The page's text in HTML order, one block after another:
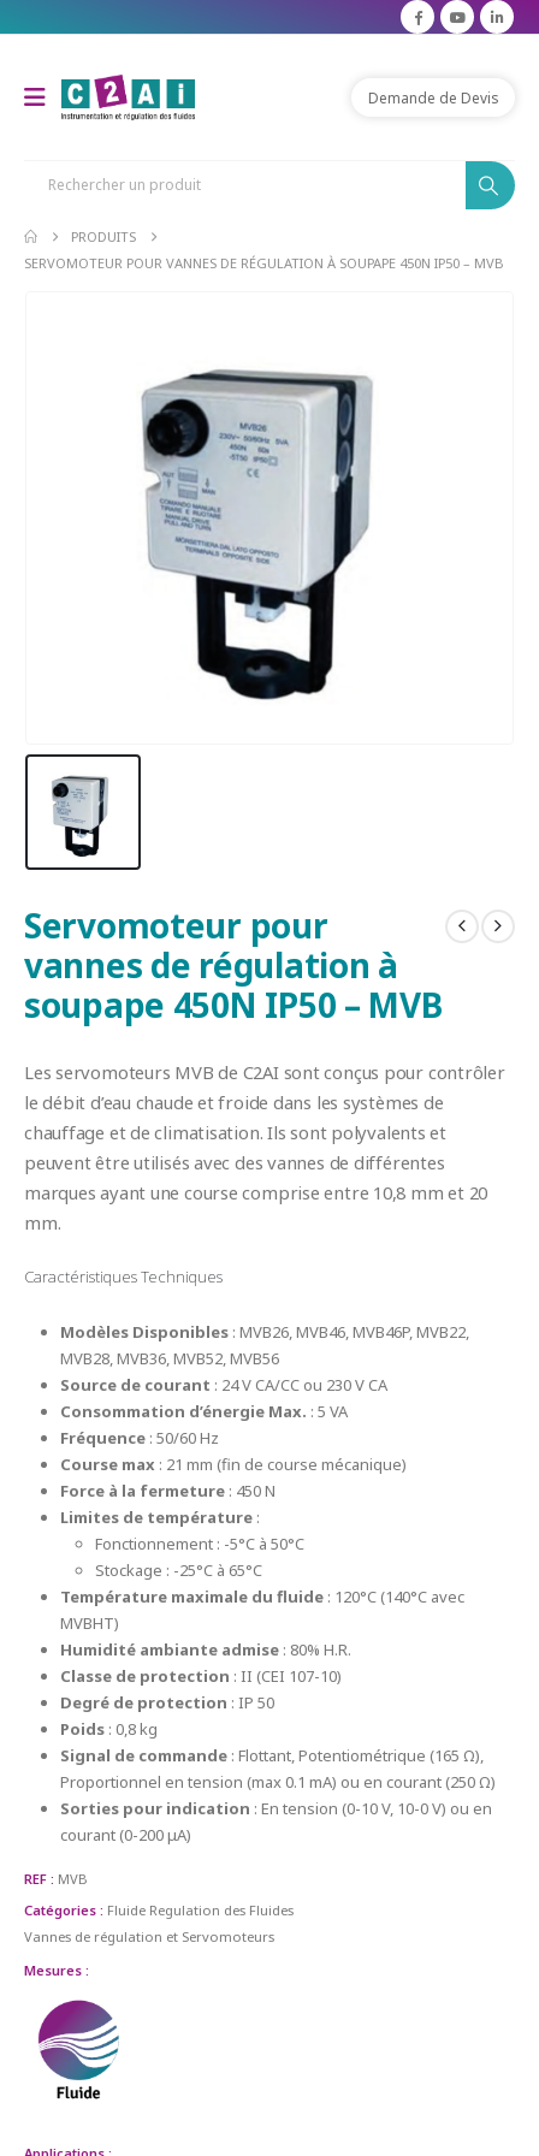
Demande de Devis
PRODUITS
SERVOMOTEUR POUR VANNES DE RÉGULATION À SOUPAPE 450N IP50 – MVB
Servomoteur pour
vannes de régulation à
soupape 450N IP50 – MVB
Les servomoteurs MVB de C2AI sont conçus pour contrôler
le débit d’eau chaude et froide dans les systèmes de
chauffage et de climatisation. Ils sont polyvalents et
peuvent être utilisés avec des vannes de différentes
marques ayant une course comprise entre 10,8 mm et 20
mm.
Caractéristiques Techniques
Modèles Disponibles: MVB26, MVB46, MVB46P, MVB22,
MVB28, MVB36, MVB52, MVB56
Source de courant : 24 V CA/CC ou 230 V CA
Consommation d’énergie Max. : 5 VA
Fréquence: 50/60 Hz
Course max : 21 mm (fin de course mécanique)
Force à la fermeture: 450 N
Limites de température:
Fonctionnement : -5°C à 50°C
Stockage : -25°C à 65°C
Température maximale du fluide: 120°C (140°C avec
MVBHT)
Humidité ambiante admise: 80% H.R.
Classe de protection : II (CEI 107-10)
Degré de protection : IP 50
Poids: 0,8 kg
Signal de commande: Flottant, Potentiométrique (165 Ω),
Proportionnel en tension (max 0.1 mA) ou en courant (250 Ω)
Sorties pour indication : En tension (0-10 V, 10-0 V) ou en
courant (0-200 μA)
REF : MVB
Catégories : Fluide Regulation des Fluides
Vannes de régulation et Servomoteurs
Mesures :